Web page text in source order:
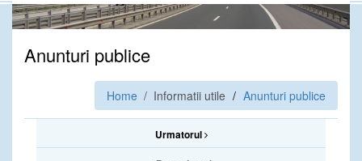
Anunturi publice
Home / Informatii utile Anunturi publice
Urmatorul